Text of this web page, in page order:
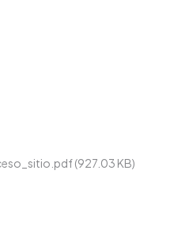
(927.03 KB)